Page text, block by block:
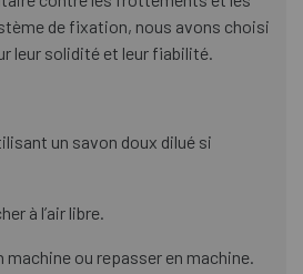
de fixation, nous avons choisi
leur solidité et leur fiabilité.
un savon doux dilué si
à l’air libre.
machine ou repasser en machine.